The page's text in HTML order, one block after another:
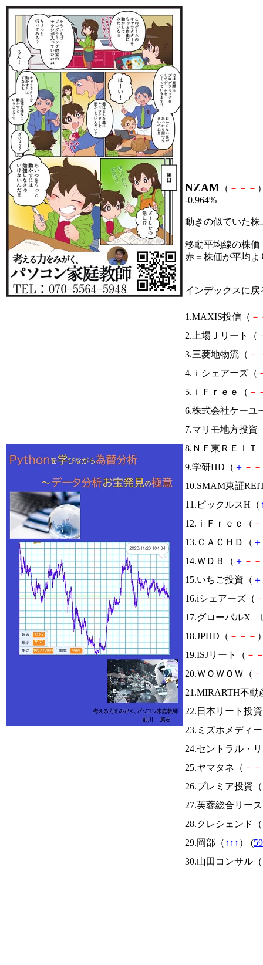
NZAM （ － － －
-0.964%
動きの似ていた
移動平均線の株価
赤＝株価が平均
インデックスに戻
1.MAXIS投信（ －
2.上場Ｊリート（
3.三菱地物流（ －
4.ｉシェアーズ（
5.ｉＦｒｅｅ（ －
6.株式会社ケーユ
7.マリモ地方投資
8.ＮＦ東ＲＥＩＴ
9.学研HD（ ＋ － －
10.SMAM東証
11.ピックルスH（
12.ｉＦｒｅｅ（ －
13.ＣＡＣＨＤ（ ＋
14.ＷＤＢ（ ＋ － －
15.いちご投資（ ＋
16.iシェアーズ（
17.グローバルX
18.JPHD（ － － －
19.ISJリート（ －
20.ＷＯＷＯＷ（ －
21.MIRARTH不動
22.日本リート投
23.ミズホメディ
24.セントラル・
25.ヤマタネ（ － －
26.プレミア投資（
27.芙蓉総合リー
28.クレシェンド（
29.岡部（ ↑ ↑ ↑ ） (
30.山田コンサル（